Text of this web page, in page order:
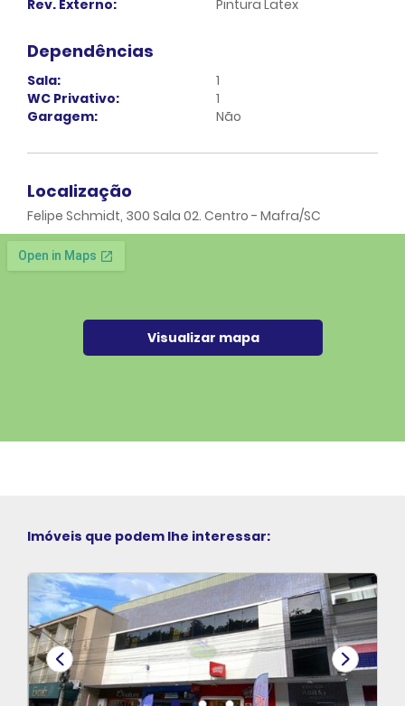
Rev. Externo: Pintura Latex
Dependências
Sala:
1
WC Privativo:
1
Garagem:
Não
Localização
Felipe Schmidt, 300 Sala 02. Centro - Mafra/SC
Visualizar mapa
Imóveis que podem lhe interessar: